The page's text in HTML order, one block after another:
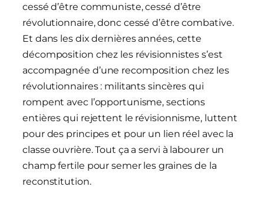
cessé d’être communiste, cessé d’être
révolutionnaire, donc cessé d’être combative.
Et dans les dix dernières années, cette
décomposition chez les révisionnistes s’est
accompagnée d’une recomposition chez les
révolutionnaires : militants sincères qui
rompent avec l’opportunisme, sections
entières qui rejettent le révisionnisme, luttent
pour des principes et pour un lien réel avec la
classe ouvrière. Tout ça a servi à labourer un
champ fertile pour semer les graines de la
reconstitution.